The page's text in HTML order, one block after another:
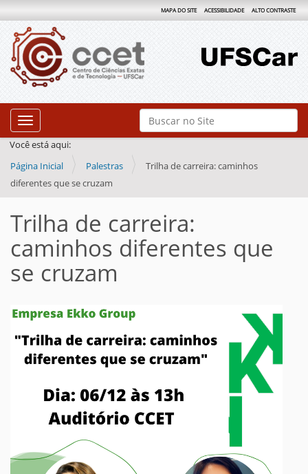
Busca
Busca Avançada…
MAPA DO SITE ACESSIBILIDADE ALTO CONTRASTE
Toggle navigation
Você está aqui:
Página Inicial
Palestras
Trilha de carreira: caminhos
diferentes que se cruzam
Trilha de carreira:
caminhos diferentes que
se cruzam